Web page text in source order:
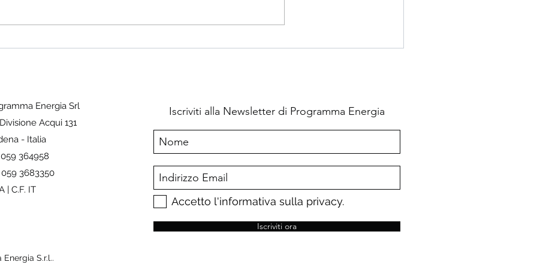
May 24, 2024, 2:00 PM CDT The
curbing methane emissions in
Energia Srl
Acqui 131
- Italia
364958
059 3683350
| C.F. IT
S.r.l..
Iscriviti alla Newsletter di Programma Energia
Accetto l'informativa sulla privacy.
Iscriviti ora